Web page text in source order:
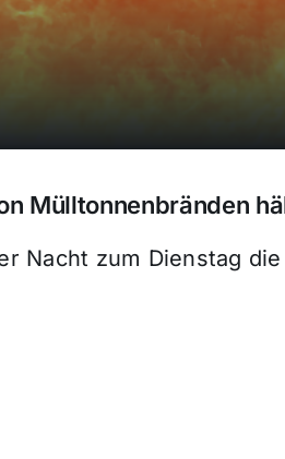
Mülltonnenbränden
Nacht zum Dienstag